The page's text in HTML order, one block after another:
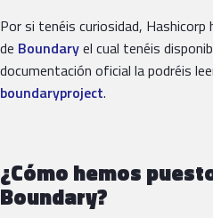
Por si tenéis curiosidad,
de Boundaryel cual tenéis
documentación oficial la podréis
boundaryproject.
¿Cómo hemos
Boundary?